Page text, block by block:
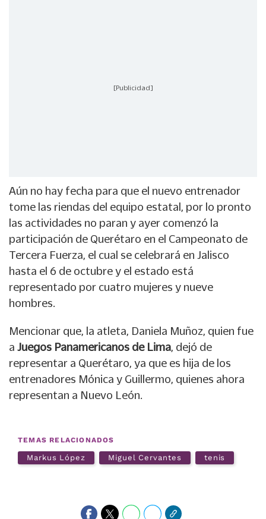
[Publicidad]
Aún no hay fecha para que el nuevo entrenador
tome las riendas del equipo estatal, por lo pronto
las actividades no paran y ayer comenzó la
participación de Querétaro en el Campeonato de
Tercera Fuerza, el cual se celebrará en Jalisco
hasta el 6 de octubre y el estado está
representado por cuatro mujeres y nueve
hombres.
Mencionar que, la atleta, Daniela Muñoz, quien fue
a Juegos Panamericanos de Lima, dejó de
representar a Querétaro, ya que es hija de los
entrenadores Mónica y Guillermo, quienes ahora
representan a Nuevo León.
TEMAS RELACIONADOS
Markus López Miguel Cervantes tenis